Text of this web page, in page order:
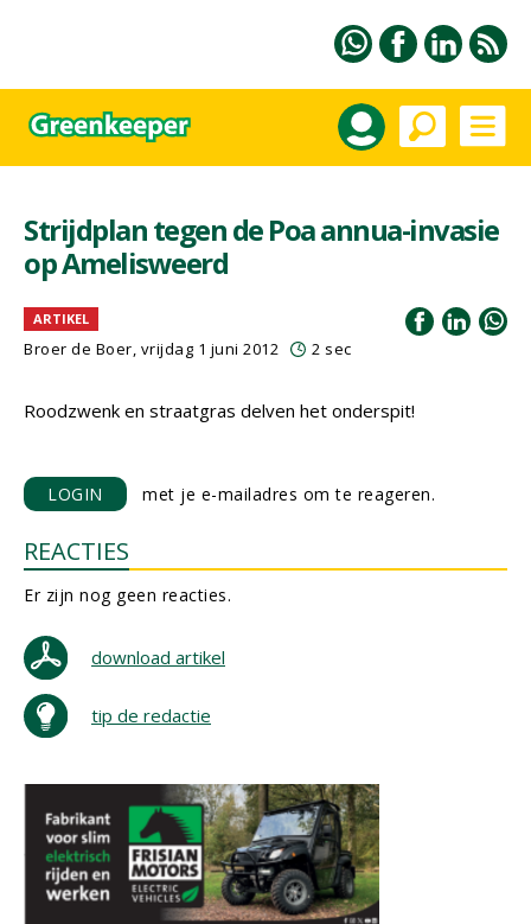
Strijdplan tegen de Poa annua-invasie
op Amelisweerd
ARTIKEL
Broer de Boer, vrijdag 1 juni 2012 2 sec
Roodzwenk en straatgras delven het onderspit!
LOGIN met je e-mailadres om te reageren.
REACTIES
Er zijn nog geen reacties.
download artikel
tip de redactie